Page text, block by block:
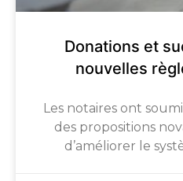
Donations et
nouvelles
Les notaires ont
des propositions
d’améliorer le